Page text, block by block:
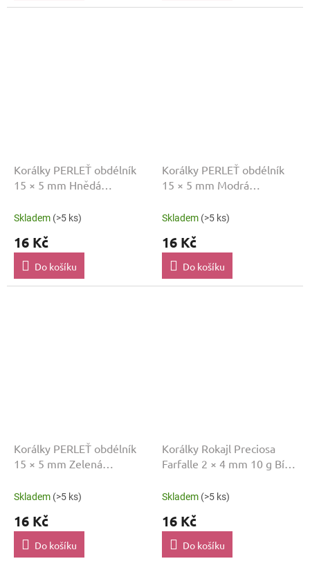
Korálky PERLEŤ obdélník
15 × 5 mm Hnědá
Skladem (>5 ks)
16 Kč
Do košíku
Korálky PERLEŤ obdélník
15 × 5 mm Modrá
Skladem (>5 ks)
16 Kč
Do košíku
Korálky PERLEŤ obdélník
15 × 5 mm Zelená
Skladem (>5 ks)
16 Kč
Do košíku
Korálky Rokajl Preciosa
Farfalle 2 × 4 mm 10 g Bílá
Skladem (>5 ks)
16 Kč
Do košíku